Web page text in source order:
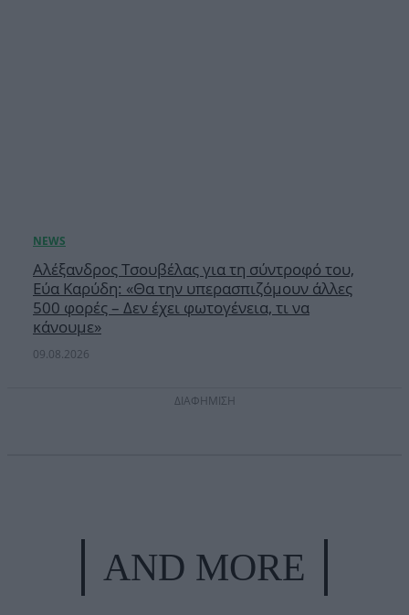
Αλέξανδρος Τσουβέλας για τη σύντροφό του,
Εύα Καρύδη: «Θα την υπερασπιζόμουν άλλες
500 φορές – Δεν έχει φωτογένεια, τι να
κάνουμε»
09.08.2026
ΔΙΑΦΗΜΙΣΗ
AND MORE